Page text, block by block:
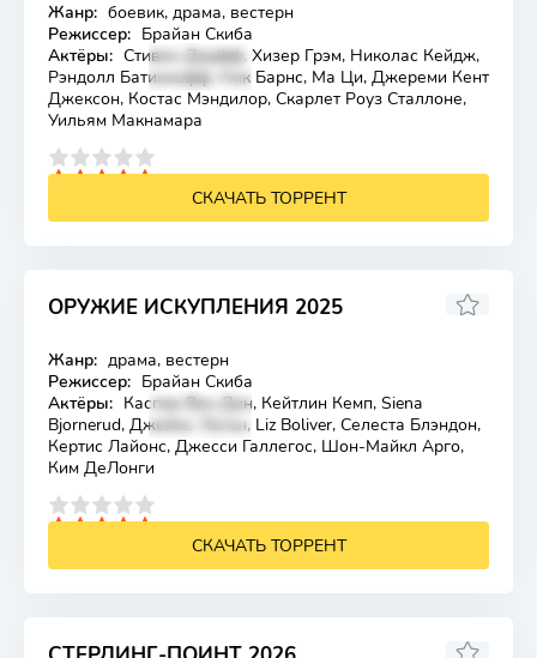
Лицензия
Жанр: боевик, драма, вестерн
Режиссер: Брайан Скиба
Актёры: Стивен Дорфф, Хизер Грэм, Николас Кейдж,
Рэндолл Батинкофф, Ник Барнс, Ма Ци, Джереми Кент
Джексон, Костас Мэндилор, Скарлет Роуз Сталлоне,
Уильям Макнамара
СКАЧАТЬ ТОРРЕНТ
ОРУЖИЕ ИСКУПЛЕНИЯ 2025
Лицензия
5.8
Жанр: драма, вестерн
Режиссер: Брайан Скиба
Актёры: Каспер Ван Дин, Кейтлин Кемп, Siena
Bjornerud, Джеймс Логан, Liz Boliver, Селеста Блэндон,
Кертис Лайонс, Джесси Галлегос, Шон-Майкл Арго,
Ким ДеЛонги
СКАЧАТЬ ТОРРЕНТ